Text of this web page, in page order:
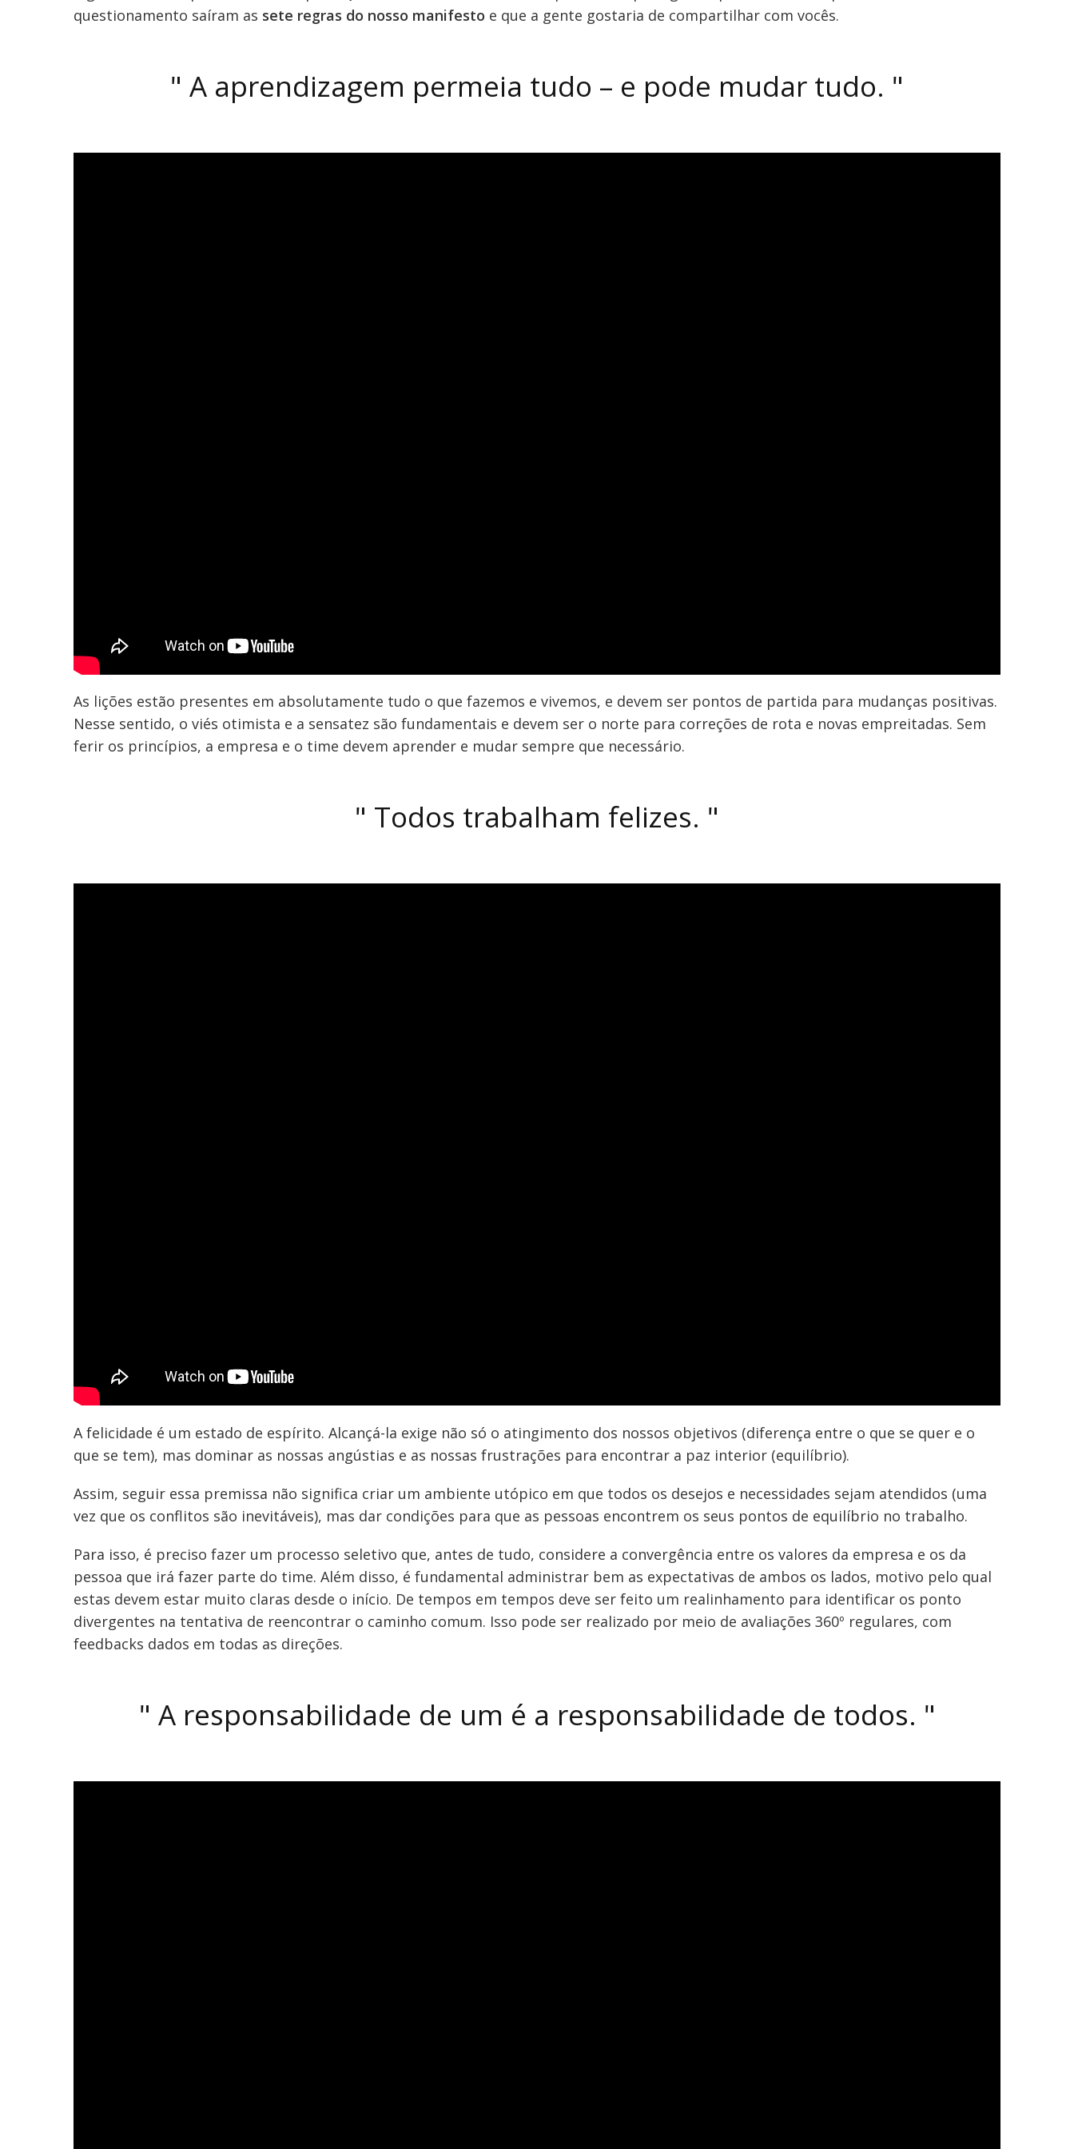
questionamento saíram as sete regras do nosso manifesto e que a gente gostaria de compartilhar com vocês.
" A aprendizagem permeia tudo – e pode mudar tudo. "
As lições estão presentes em absolutamente tudo o que fazemos e vivemos, e devem ser pontos de partida para mudanças positivas.
Nesse sentido, o viés otimista e a sensatez são fundamentais e devem ser o norte para correções de rota e novas empreitadas. Sem
ferir os princípios, a empresa e o time devem aprender e mudar sempre que necessário.
" Todos trabalham felizes. "
A felicidade é um estado de espírito. Alcançá-la exige não só o atingimento dos nossos objetivos (diferença entre o que se quer e o
que se tem), mas dominar as nossas angústias e as nossas frustrações para encontrar a paz interior (equilíbrio).
Assim, seguir essa premissa não significa criar um ambiente utópico em que todos os desejos e necessidades sejam atendidos (uma
vez que os conflitos são inevitáveis), mas dar condições para que as pessoas encontrem os seus pontos de equilíbrio no trabalho.
Para isso, é preciso fazer um processo seletivo que, antes de tudo, considere a convergência entre os valores da empresa e os da
pessoa que irá fazer parte do time. Além disso, é fundamental administrar bem as expectativas de ambos os lados, motivo pelo qual
estas devem estar muito claras desde o início. De tempos em tempos deve ser feito um realinhamento para identificar os ponto
divergentes na tentativa de reencontrar o caminho comum. Isso pode ser realizado por meio de avaliações 360º regulares, com
feedbacks dados em todas as direções.
" A responsabilidade de um é a responsabilidade de todos. "